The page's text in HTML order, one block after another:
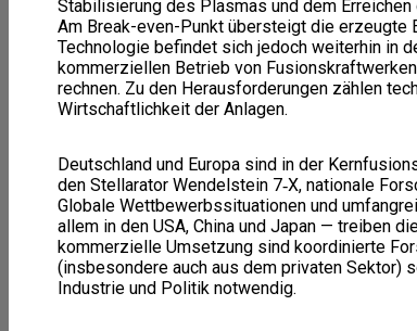
Stabilisierung des Plasmas und dem
Am Break-even-Punkt übersteigt die erzeugte
Technologie befindet sich jedoch weiterhin in
kommerziellen Betrieb von
rechnen. Zu den Herausforderungen zählen
Wirtschaftlichkeit der Anlagen.
Deutschland und Europa sind in der
den Stellarator Wendelstein 7‑X, nationale
Globale Wettbe­werbssituationen und
allem in den USA, China und Japan — treiben
kommerzielle Umsetzung sind koordinierte
(insbesondere auch aus dem privaten Sektor)
Industrie und Politik notwendig.